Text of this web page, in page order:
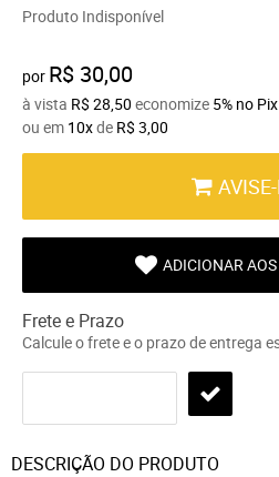
Produto Indisponível
por R$ 30,00
à vista R$ 28,50 economize 5% no Pix
ou em 10xde R$ 3,00
ADICIONAR
Frete e Prazo
Calcule o frete e o prazo de entrega
DESCRIÇÃO DO PRODUTO